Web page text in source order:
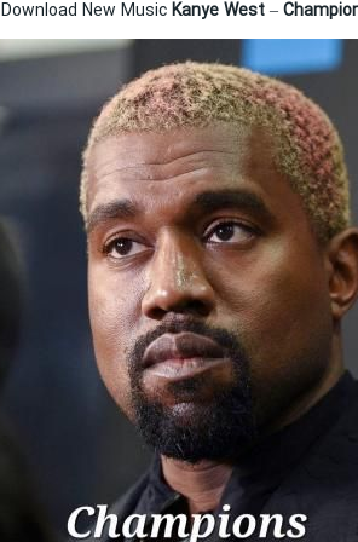
Download New Music Kanye West–